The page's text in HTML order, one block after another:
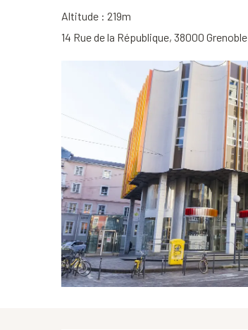
Altitude : 219m
14 Rue de la République, 38000 Grenoble